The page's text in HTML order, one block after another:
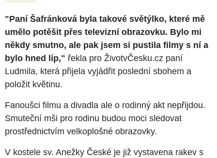
"Paní Šafránková byla takové světýlko, které mě
umělo potěšit přes televizní obrazovku. Bylo mi
někdy smutno, ale pak jsem si pustila filmy s ní a
bylo hned líp," řekla pro ŽivotvČesku.cz paní
Ludmila, která přijela vyjádřit poslední sbohem a
položit květinu.
Fanoušci filmu a divadla ale o rodinný akt nepřijdou.
Smuteční mši pro rodinu budou moci sledovat
prostřednictvím velkoplošné obrazovky.
V kostele sv. Anežky České je již vystavena rakev s